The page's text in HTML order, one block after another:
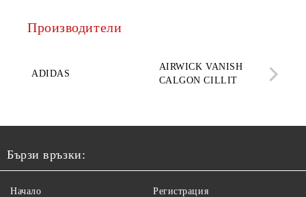
Производители
ADIDAS
AIRWICK VANISH
CALGON CILLIT
Бързи връзки:
Начало Регистрация